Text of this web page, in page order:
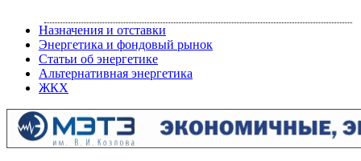
Назначения и отставки
Энергетика и фондовый рынок
Статьи об энергетике
Альтернативная энергетика
ЖКХ